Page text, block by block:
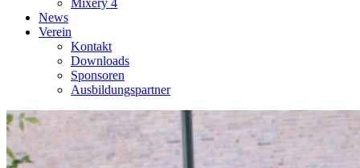
Mixery 4
News
Verein
Kontakt
Downloads
Sponsoren
Ausbildungspartner